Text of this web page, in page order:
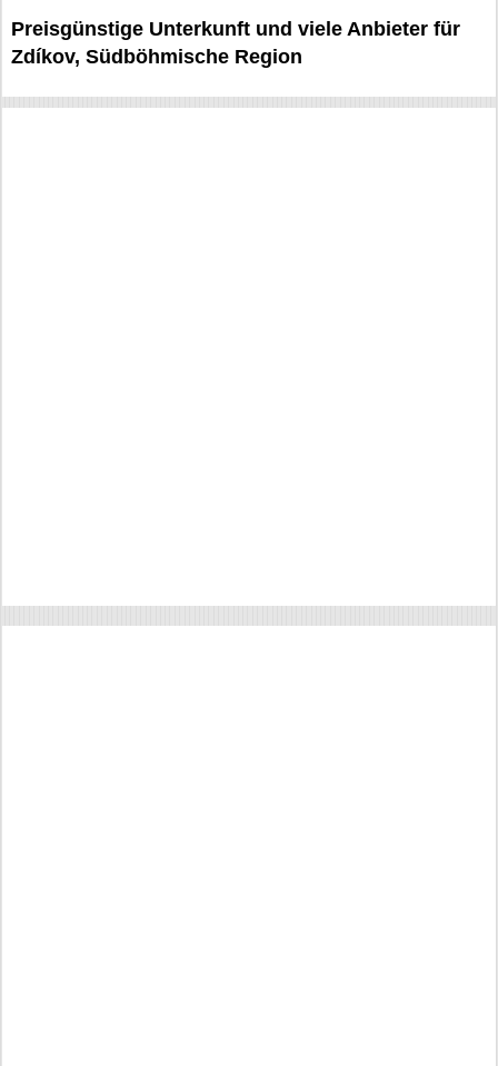
Preisgünstige Unterkunft und viele Anbieter für
Zdíkov, Südböhmische Region